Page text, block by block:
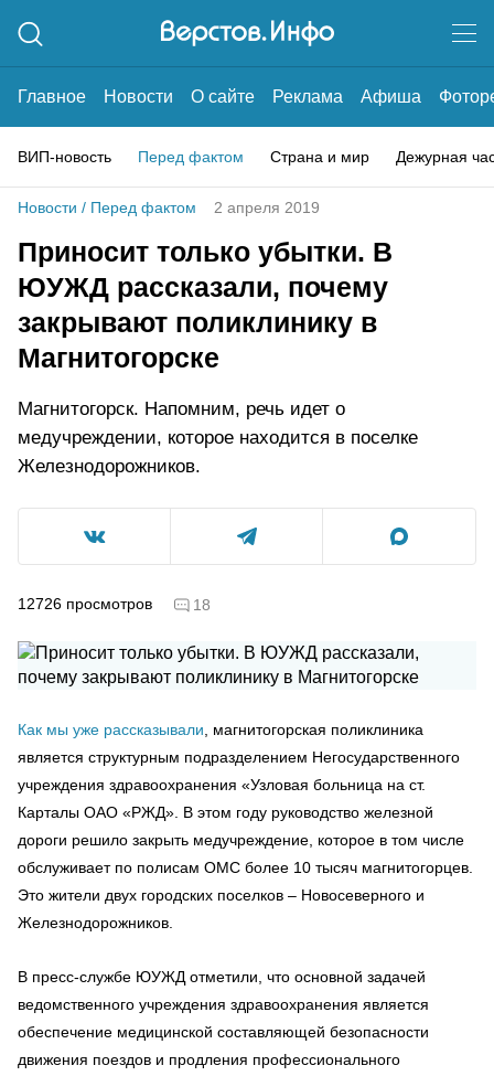
Главное Новости О сайте Реклама Афиша
ВИП-новость Перед фактом Страна и мир Дежурная
Новости / Перед фактом 2 апреля 2019
Приносит только убытки. В
ЮУЖД рассказали, почему
закрывают поликлинику в
Магнитогорске
Магнитогорск. Напомним, речь идет о
медучреждении, которое находится в поселке
Железнодорожников.
12726 просмотров 18
Как мы уже рассказывали , магнитогорская поликлиника
является структурным подразделением Негосударственного
учреждения здравоохранения «Узловая больница на ст.
Карталы ОАО «РЖД». В этом году руководство железной
дороги решило закрыть медучреждение, которое в том числе
обслуживает по полисам ОМС более 10 тысяч магнитогорцев.
Это жители двух городских поселков – Новосеверного и
Железнодорожников.
В пресс-службе ЮУЖД отметили, что основной задачей
ведомственного учреждения здравоохранения является
обеспечение медицинской составляющей безопасности
движения поездов и продления профессионального